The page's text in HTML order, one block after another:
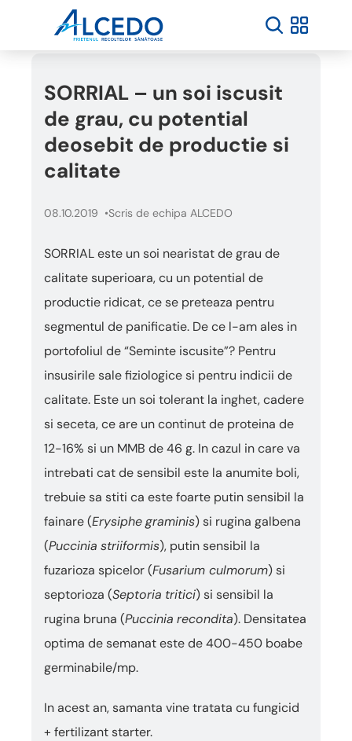
SORRIAL – un soi iscusit
de grau, cu potential
deosebit de productie si
calitate
08.10.2019 Scris de echipa ALCEDO
SORRIAL este un soi nearistat de grau de
calitate superioara, cu un potential de
productie ridicat, ce se preteaza pentru
segmentul de panificatie. De ce l-am ales in
portofoliul de “Seminte iscusite”? Pentru
insusirile sale fiziologice si pentru indicii de
calitate. Este un soi tolerant la inghet, cadere
si seceta, ce are un continut de proteina de
12-16% si un MMB de 46 g. In cazul in care va
intrebati cat de sensibil este la anumite boli,
trebuie sa stiti ca este foarte putin sensibil la
fainare (Erysiphegraminis) si rugina galbena
(Puccinia striiformis), putin sensibil la
fuzarioza spicelor (Fusarium culmorum) si
septorioza (Septoria tritici) si sensibil la
rugina bruna (Puccinia recondita). Densitatea
optima de semanat este de 400-450 boabe
germinabile/mp.
In acest an, samanta vine tratata cu fungicid
+ fertilizant starter.